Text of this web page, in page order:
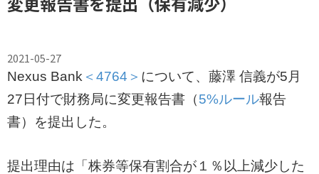
2021-05-27
Nexus Bank ＜4764＞ について、藤澤 信義が5月
27日付で財務局に変更報告書（5%ルール報告
書）を提出した。
提出理由は「株券等保有割合が１％以上減少した